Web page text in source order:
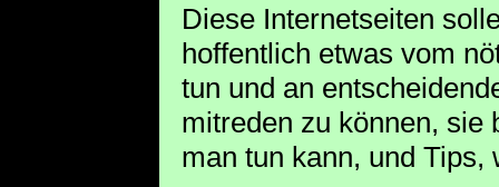
Diese Internetseiten
hoffentlich etwas vom
tun und an
mitreden zu können, sie
man tun kann, und